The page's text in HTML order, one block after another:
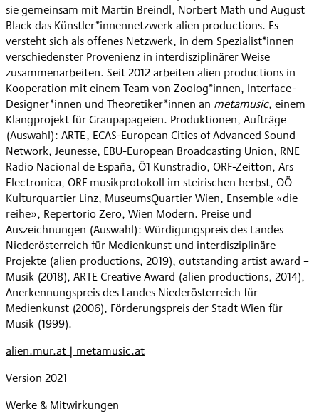
sie gemeinsam mit Martin Breindl, Norbert Math und August
Black das Künstler*innennetzwerk alien productions. Es
versteht sich als offenes Netzwerk, in dem Spezialist*innen
verschiedenster Provenienz in interdisziplinärer Weise
zusammenarbeiten. Seit 2012 arbeiten alien productions in
Kooperation mit einem Team von Zoolog*innen, Interface-
Designer*innen und Theoretiker*innen an metamusic, einem
Klangprojekt für Graupapageien. Produktionen, Aufträge
(Auswahl): ARTE, ECAS-European Cities of Advanced Sound
Network, Jeunesse, EBU-European Broadcasting Union, RNE
Radio Nacional de España, Ö1 Kunstradio, ORF-Zeitton, Ars
Electronica, ORF musikprotokoll im steirischen herbst, OÖ
Kulturquartier Linz, MuseumsQuartier Wien, Ensemble «die
reihe», Repertorio Zero, Wien Modern. Preise und
Auszeichnungen (Auswahl): Würdigungspreis des Landes
Niederösterreich für Medienkunst und interdisziplinäre
Projekte (alien productions, 2019), outstanding artist award –
Musik (2018), ARTE Creative Award (alien productions, 2014),
Anerkennungspreis des Landes Niederösterreich für
Medienkunst (2006), Förderungspreis der Stadt Wien für
Musik (1999).
alien.mur.at | metamusic.at
Version 2021
Werke & Mitwirkungen